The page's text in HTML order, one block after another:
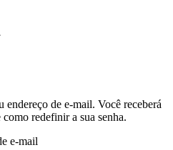
de e-mail. Você receberá
redefinir a sua senha.
e-mail